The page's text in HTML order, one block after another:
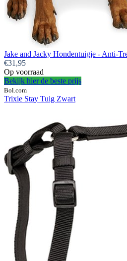
Jake and Jacky Hondentuigje - Anti-
€31,95
Op voorraad
Bekijk hier de beste prijs
Bol.com
Trixie Stay Tuig Zwart